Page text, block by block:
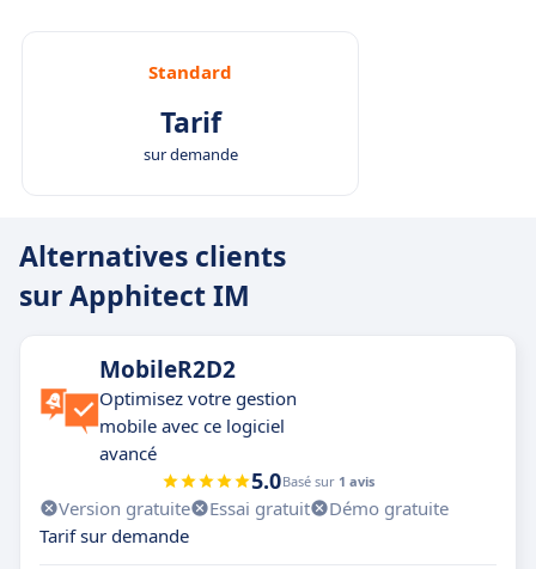
Standard
Tarif
sur demande
Alternatives clients
sur Apphitect IM
MobileR2D2
Optimisez votre gestion
mobile avec ce logiciel
avancé
5.0Basé sur 1 avis
Version gratuite Essai gratuit
Démo gratuite
Tarif sur demande